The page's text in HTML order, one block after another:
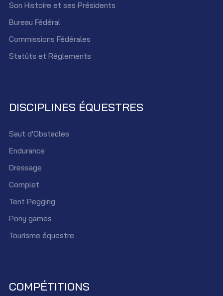
Son Histoire et ses Présidents
Bureau Fédéral
Commissions Fédérales
Statûts et Réglements
DISCIPLINES ÉQUESTRES
Saut d'Obstacles
Endurance
Dressage
Complet
Tent Pegging
Pony games
Tourisme équestre
COMPÉTITIONS